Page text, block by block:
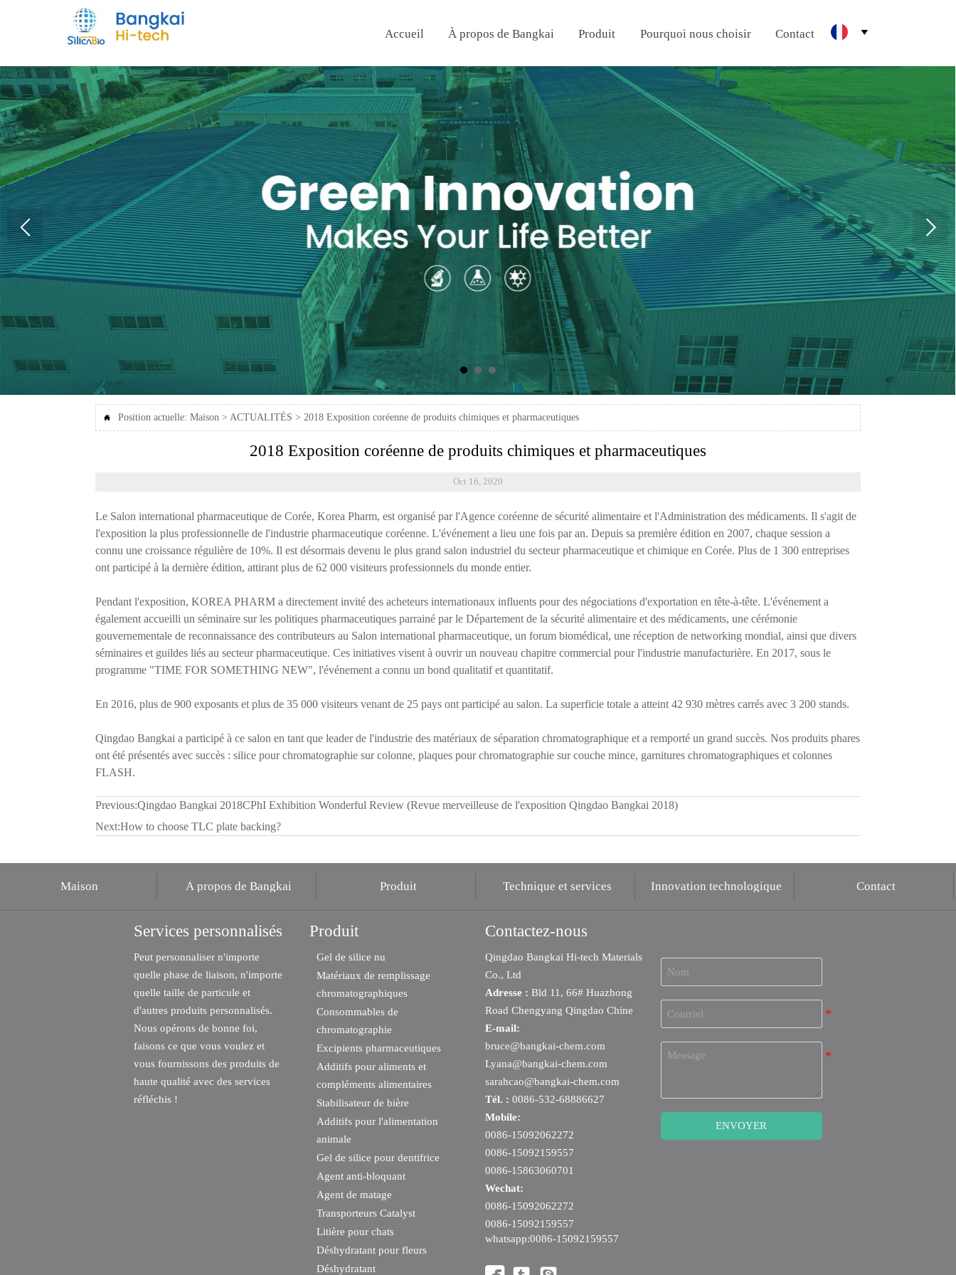
Accueil À propos de Bangkai Produit Pourquoi nous choisir Contact 
 Position actuelle:Maison > ACTUALITÉS > 2018 Exposition coréenne de produits chimiques et pharmaceutiques
2018 Exposition coréenne de produits chimiques et pharmaceutiques
Oct 16, 2020
Le Salon international pharmaceutique de Corée, Korea Pharm, est organisé par l'Agence coréenne de sécurité alimentaire et l'Administration des médicaments. Il s'agit de
l'exposition la plus professionnelle de l'industrie pharmaceutique coréenne. L'événement a lieu une fois par an. Depuis sa première édition en 2007, chaque session a
connu une croissance régulière de 10%. Il est désormais devenu le plus grand salon industriel du secteur pharmaceutique et chimique en Corée. Plus de 1 300 entreprises
ont participé à la dernière édition, attirant plus de 62 000 visiteurs professionnels du monde entier.
Pendant l'exposition, KOREA PHARM a directement invité des acheteurs internationaux influents pour des négociations d'exportation en tête-à-tête. L'événement a
également accueilli un séminaire sur les politiques pharmaceutiques parrainé par le Département de la sécurité alimentaire et des médicaments, une cérémonie
gouvernementale de reconnaissance des contributeurs au Salon international pharmaceutique, un forum biomédical, une réception de networking mondial, ainsi que divers
séminaires et guildes liés au secteur pharmaceutique. Ces initiatives visent à ouvrir un nouveau chapitre commercial pour l'industrie manufacturière. En 2017, sous le
programme "TIME FOR SOMETHING NEW", l'événement a connu un bond qualitatif et quantitatif.
En 2016, plus de 900 exposants et plus de 35 000 visiteurs venant de 25 pays ont participé au salon. La superficie totale a atteint 42 930 mètres carrés avec 3 200 stands.
Qingdao Bangkai a participé à ce salon en tant que leader de l'industrie des matériaux de séparation chromatographique et a remporté un grand succès. Nos produits phares
ont été présentés avec succès : silice pour chromatographie sur colonne, plaques pour chromatographie sur couche mince, garnitures chromatographiques et colonnes
FLASH.
Previous:Qingdao Bangkai 2018CPhI Exhibition Wonderful Review (Revue merveilleuse de l'exposition Qingdao Bangkai 2018)
Next:How to choose TLC plate backing?
Maison À propos de Bangkai Produit Technique et services Innovation technologique Contact
Services personnalisés
Peut personnaliser n'importe
quelle phase de liaison, n'importe
quelle taille de particule et
d'autres produits personnalisés.
Nous opérons de bonne foi,
faisons ce que vous voulez et
vous fournissons des produits de
haute qualité avec des services
réfléchis !
Produit
Gel de silice nu
Matériaux de remplissage
chromatographiques
Consommables de
chromatographie
Excipients pharmaceutiques
Additifs pour aliments et
compléments alimentaires
Stabilisateur de bière
Additifs pour l'alimentation
animale
Gel de silice pour dentifrice
Agent anti-bloquant
Agent de matage
Transporteurs Catalyst
Litière pour chats
Déshydratant pour fleurs
Déshydratant
Contactez-nous
Qingdao Bangkai Hi-tech Materials
Co., Ltd
Adresse : Bld 11, 66# Huazhong
Road Chengyang Qingdao Chine
E-mail:
bruce@bangkai-chem.com
Lyana@bangkai-chem.com
sarahcao@bangkai-chem.com
Tél. : 0086-532-68886627
Mobile:
0086-15092062272
0086-15092159557
0086-15863060701
Wechat:
0086-15092062272
0086-15092159557
whatsapp:0086-15092159557
ENVOYER